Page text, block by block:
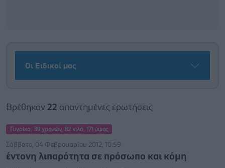
Οι Ειδικοί μας
Βρέθηκαν 22 απαντημένες ερωτήσεις
Γυναίκα, 39 χρονών, 82 κιλά, 171 ύψος
Σάββατο, 04 Φεβρουαρίου 2012, 10:59
έντονη λιπαρότητα σε πρόσωπο και κόμη